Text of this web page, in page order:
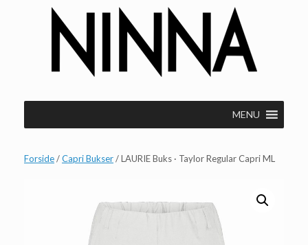
MENU
Forside/Capri Bukser/ LAURIE Buks · Taylor Regular Capri ML